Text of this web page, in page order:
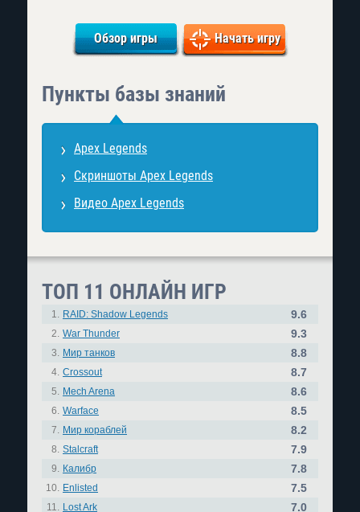
Обзор игры Начать игру
Пункты базы знаний
Apex Legends
Скриншоты Apex Legends
Видео Apex Legends
ТОП 11 ОНЛАЙН ИГР
1. RAID: Shadow Legends 9.6
2. War Thunder 9.3
3. Мир танков 8.8
4. Crossout 8.7
5. Mech Arena 8.6
6. Warface 8.5
7. Мир кораблей 8.2
8. Stalcraft 7.9
9. Калибр 7.8
10. Enlisted 7.5
11. Lost Ark 7.0